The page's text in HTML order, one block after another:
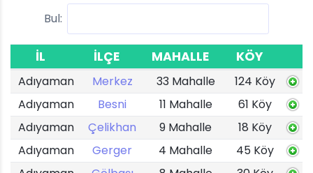
Bul:
İL İLÇE MAHALLE KÖY
Adıyaman Merkez 33 Mahalle
124 Köy
Adıyaman
Besni 11 Mahalle
61 Köy
Adıyaman
Çelikhan 9 Mahalle
18 Köy
Adıyaman
Gerger 4 Mahalle
45 Köy